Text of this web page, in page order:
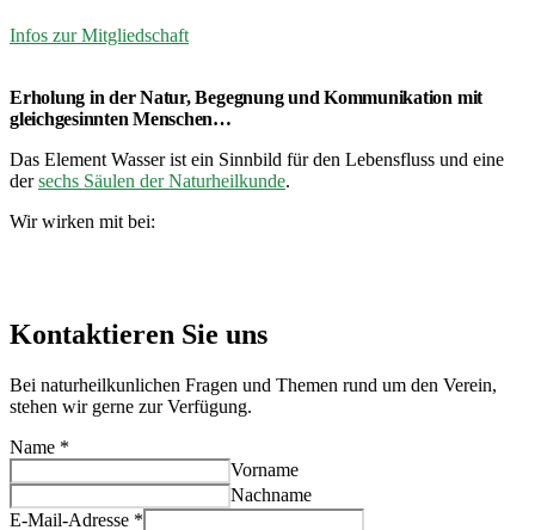
Infos zur Mitgliedschaft
Erholung in der Natur, Begegnung und Kommunikation mit
gleichgesinnten Menschen…
Das Element Wasser ist ein Sinnbild für den Lebensfluss und eine
dersechs Säulen der Naturheilkunde.
Wir wirken mit bei:
Kontaktieren Sie uns
Bei naturheilkunlichen Fragen und Themen rund um den Verein,
stehen wir gerne zur Verfügung.
Name *
Vorname
Nachname
E-Mail-Adresse *